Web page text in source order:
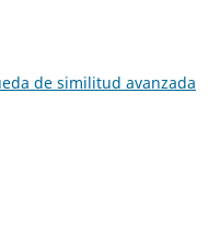
de similitud avanzada